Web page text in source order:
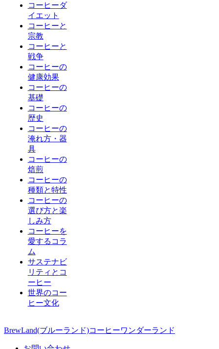
コーヒーダ
イエット
コーヒーと
宗教
コーヒーと
戦争
コーヒーの
健康効果
コーヒーの
基礎
コーヒーの
歴史
コーヒーの
淹れ方・器
具
コーヒーの
焙煎
コーヒーの
種類と特性
コーヒーの
選び方と楽
しみ方
コーヒーを
愛するコラ
ム
サステナビ
リティとコ
ーヒー
世界のコー
ヒー文化
BrewLand(ブルーランド)コーヒーワンダーランド